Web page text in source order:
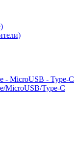
- MicroUSB - Type-C
MicroUSB/Type-C